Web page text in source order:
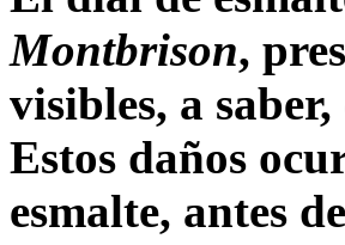
Montbrison,
visibles, a
Estos daños
esmalte, antes